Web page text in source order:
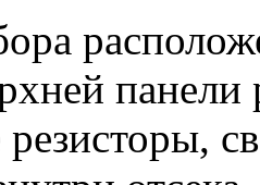
панели